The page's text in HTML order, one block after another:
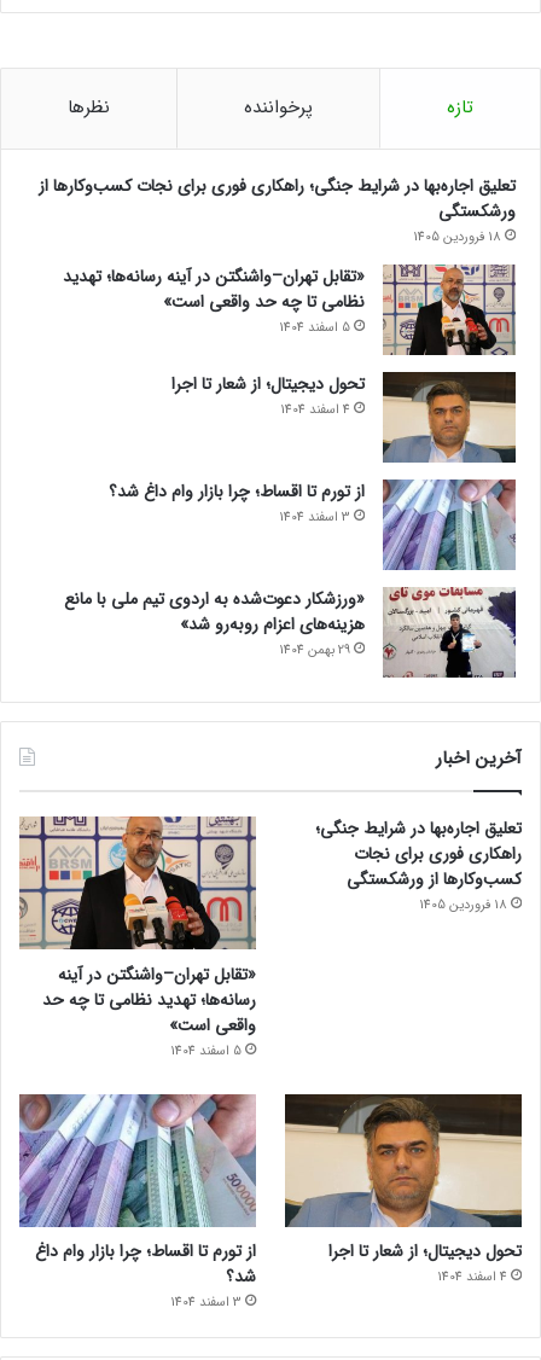
تازه پرخواننده نظرها
تعلیق اجاره‌بها در شرایط جنگی؛ راهکاری فوری برای نجات کسب‌وکارها از
ورشکستگی
18 فروردین 1405
«تقابل تهران–واشنگتن در آینه رسانه‌ها؛ تهدید
نظامی تا چه حد واقعی است»
5 اسفند 1404
تحول دیجیتال؛ از شعار تا اجرا
4 اسفند 1404
از تورم تا اقساط؛ چرا بازار وام داغ شد؟
3 اسفند 1404
«ورزشکار دعوت‌شده به اردوی تیم ملی با مانع
هزینه‌های اعزام روبه‌رو شد»
29 بهمن 1404
آخرین اخبار
تعلیق اجاره‌بها در شرایط جنگی؛
راهکاری فوری برای نجات
کسب‌وکارها از ورشکستگی
18 فروردین 1405
«تقابل تهران–واشنگتن در آینه
رسانه‌ها؛ تهدید نظامی تا چه حد
واقعی است»
5 اسفند 1404
تحول دیجیتال؛ از شعار تا اجرا
4 اسفند 1404
از تورم تا اقساط؛ چرا بازار وام داغ
شد؟
3 اسفند 1404